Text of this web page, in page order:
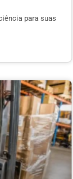
para suas